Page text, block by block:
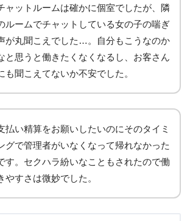
ャットルームは確かに個室でしたが、隣
ルームでチャットしている女の子の喘ぎ
が丸聞こえでした…。自分もこうなのか
と思うと働きたくなくなるし、お客さん
も聞こえてないか不安でした。
払い精算をお願いしたいのにそのタイミ
グで管理者がいなくなって帰れなかった
す。セクハラ紛いなこともされたので働
やすさは微妙でした。